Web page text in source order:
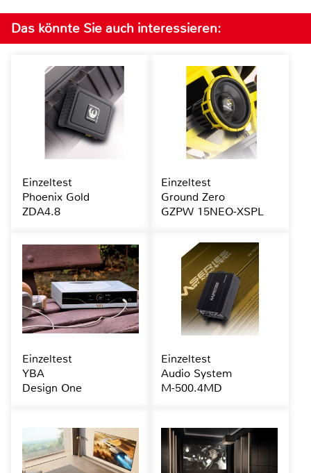
Das könnte Sie auch interessieren:
Einzeltest
Phoenix Gold
ZDA4.8
Einzeltest
Ground Zero
GZPW 15NEO-XSPL
Einzeltest
YBA
Design One
Einzeltest
Audio System
M-500.4MD